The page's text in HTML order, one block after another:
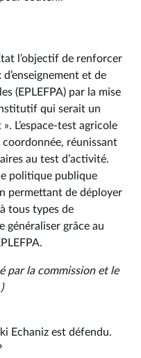
l’objectif de renforcer
et de
(EPLEFPA) par la mise
qui serait un
L’espace-test agricole
réunissant
au test d’activité.
politique publique
permettant de déployer
tous types de
généraliser grâce au
par la commission et le
Echaniz est défendu.